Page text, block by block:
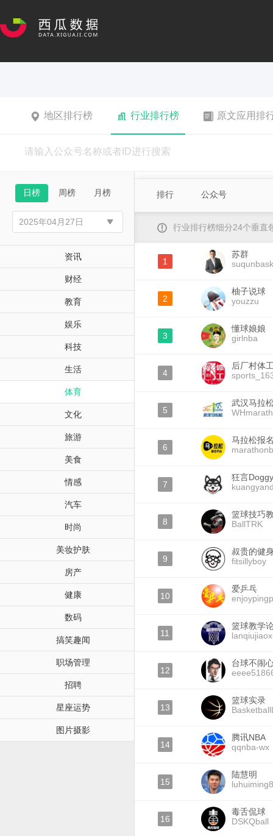
地区排行榜 行业排行榜 原文应用排
日榜 周榜 月榜
资讯
财经
教育
娱乐
科技
生活
体育
文化
旅游
美食
情感
汽车
时尚
美妆护肤
房产
健康
数码
搞笑趣闻
职场管理
招聘
星座运势
图片摄影
排行 公众号
行业排行榜细分24个垂直
1
苏群
2
柚子说球
youzzu
3
懂球娘娘
girlnba
4
后厂村体
5
武汉马拉
6
马拉松报
7
狂言Doggy
8
篮球技巧
BallTRK
9
叔贵的健
fitsillyboy
10
爱乒乓
11
篮球教学
12
台球不闹
13
篮球实录
14
腾讯NBA
qqnba-wx
15
陆慧明
16
毒舌侃球
DSKQball